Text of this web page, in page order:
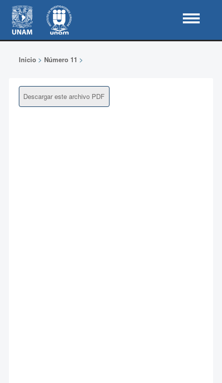
Inicio> Número 11 >
Descargar este archivo PDF